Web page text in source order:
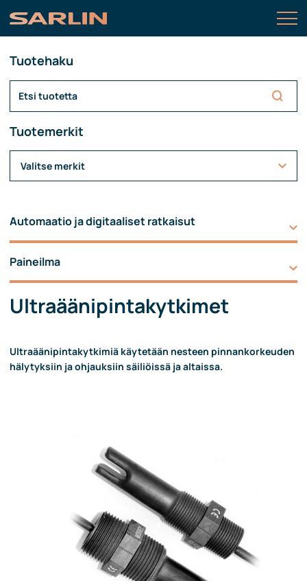
Tuotehaku
Tuotemerkit
Valitse merkit
Automaatio ja digitaaliset ratkaisut
Paineilma
Ultraäänipintakytkimet
Ultraäänipintakytkimiä käytetään nesteen pinnankorkeuden
hälytyksiin ja ohjauksiin säiliöissä ja altaissa.